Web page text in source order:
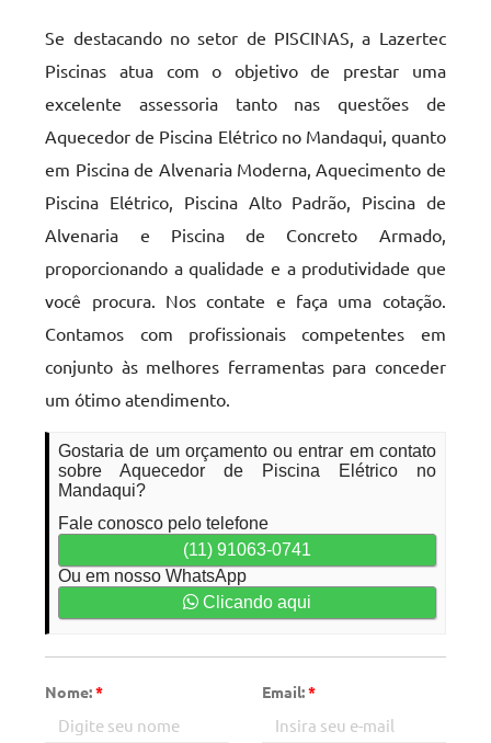
Se destacando no setor de PISCINAS, a Lazertec
Piscinas atua com o objetivo de prestar uma
excelente assessoria tanto nas questões de
Aquecedor de Piscina Elétrico no Mandaqui, quanto
em Piscina de Alvenaria Moderna, Aquecimento de
Piscina Elétrico, Piscina Alto Padrão, Piscina de
Alvenaria e Piscina de Concreto Armado,
proporcionando a qualidade e a produtividade que
você procura. Nos contate e faça uma cotação.
Contamos com profissionais competentes em
conjunto às melhores ferramentas para conceder
um ótimo atendimento.
Gostaria de um orçamento ou entrar em contato
sobre Aquecedor de Piscina Elétrico no
Mandaqui?
Fale conosco pelo telefone
(11) 91063-0741
Ou em nosso WhatsApp
Clicando aqui
Nome:* Email:*